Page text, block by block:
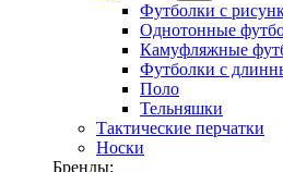
Футболки с
Однотонные
Камуфляжные
Футболки с
Поло
Тельняшки
Тактические перчатки
Носки
Бренды: